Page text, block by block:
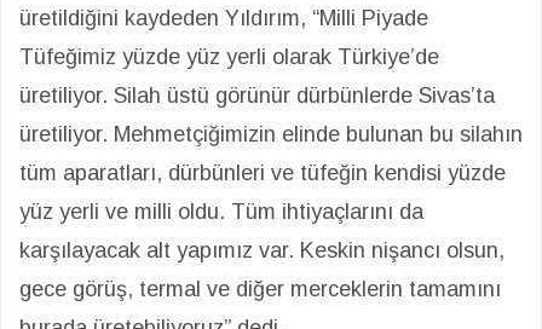
üretildiğini kaydeden Yıldırım, “Milli Piyade
Tüfeğimiz yüzde yüz yerli olarak Türkiye’de
üretiliyor. Silah üstü görünür dürbünlerde Sivas’ta
üretiliyor. Mehmetçiğimizin elinde bulunan bu silahın
tüm aparatları, dürbünleri ve tüfeğin kendisi yüzde
yüz yerli ve milli oldu. Tüm ihtiyaçlarını da
karşılayacak alt yapımız var. Keskin nişancı olsun,
gece görüş, termal ve diğer merceklerin tamamını